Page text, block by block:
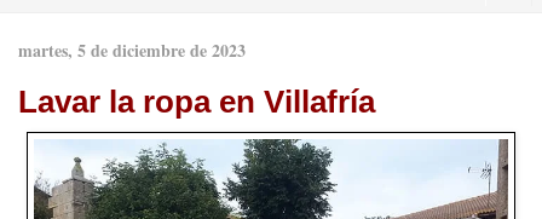
martes, 5 de diciembre de 2023
Lavar la ropa en Villafría